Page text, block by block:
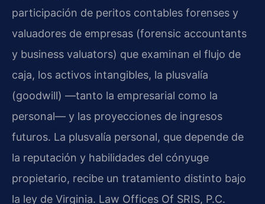
participación de peritos contables forenses y
valuadores de empresas (forensic accountants
y business valuators) que examinan el flujo de
caja, los activos intangibles, la plusvalía
(goodwill) —tanto la empresarial como la
personal— y las proyecciones de ingresos
futuros. La plusvalía personal, que depende de
la reputación y habilidades del cónyuge
propietario, recibe un tratamiento distinto bajo
la ley de Virginia. Law Offices Of SRIS, P.C.